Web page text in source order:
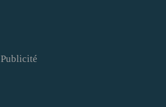
Publicité